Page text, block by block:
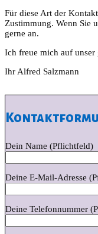
Für diese Art der
Zustimmung. Wenn Sie
gerne an.
Ich freue mich auf unser
Ihr Alfred Salzmann
Dein Name (Pflichtfeld)
Deine E-Mail-Adresse
Deine Telefonnummer